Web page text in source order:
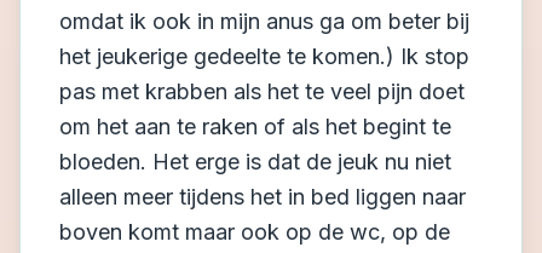
omdat ik ook in mijn anus ga om beter bij
het jeukerige gedeelte te komen.) Ik stop
pas met krabben als het te veel pijn doet
om het aan te raken of als het begint te
bloeden. Het erge is dat de jeuk nu niet
alleen meer tijdens het in bed liggen naar
boven komt maar ook op de wc, op de